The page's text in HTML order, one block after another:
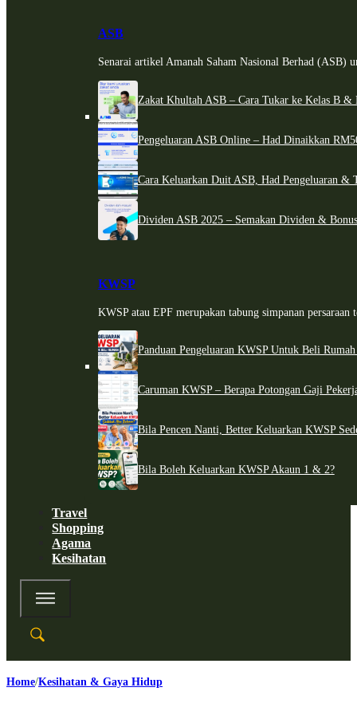
ASB
Senarai artikel Amanah Saham Nasional Berhad (ASB)
Zakat Khultah ASB – Cara Tukar ke Kelas B &
Pengeluaran ASB Online – Had Dinaikkan
Cara Keluarkan Duit ASB, Had Pengeluaran &
Dividen ASB 2025 – Semakan Dividen &
KWSP
KWSP atau EPF merupakan tabung simpanan persaraan
Panduan Pengeluaran KWSP Untuk Beli
Caruman KWSP – Berapa Potongan Gaji
Bila Pencen Nanti, Better Keluarkan KWSP
Bila Boleh Keluarkan KWSP Akaun 1 & 2?
Travel
Shopping
Agama
Kesihatan
Home Kesihatan & Gaya Hidup